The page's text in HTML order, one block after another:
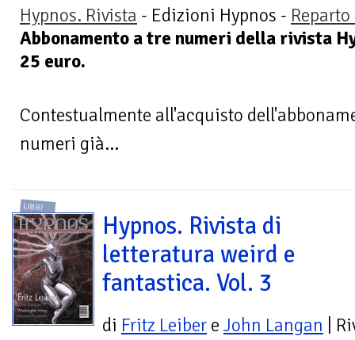
Hypnos. Rivista - Edizioni Hypnos -
Abbonamento a tre numeri della rivista
25 euro.
Contestualmente all'acquisto
numeri già...
LIBRI
Hypnos. Rivista di
letteratura weird e
fantastica. Vol. 3
di Fritz Leiber e John Langan |